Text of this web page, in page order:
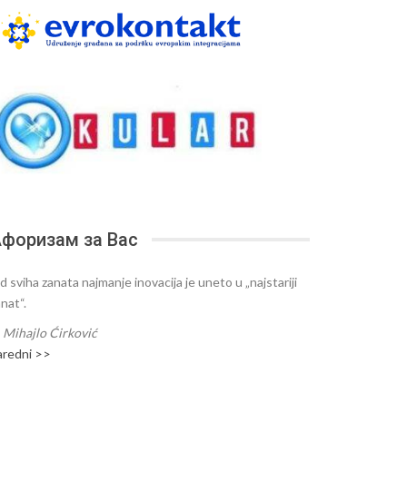
за Вас
sviha zanata najmanje inovacija je uneto u „najstariji
Mihajlo Ćirković
>>